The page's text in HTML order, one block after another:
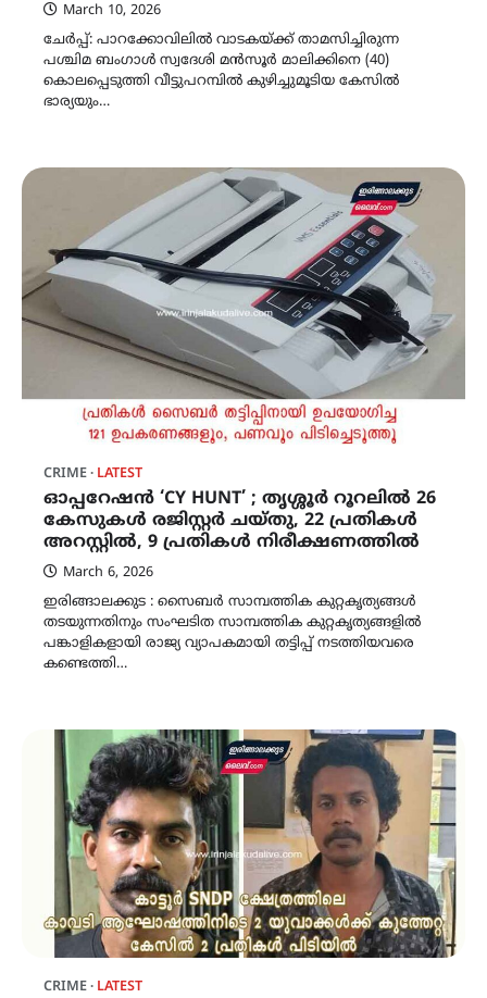
March 10, 2026
ചേർപ്പ്: പാറക്കോവിലിൽ വാടകയ്ക്ക് താമസിച്ചിരുന്ന
പശ്ചിമ ബംഗാൾ സ്വദേശി മൻസൂർ മാലിക്കിനെ (40)
കൊലപ്പെടുത്തി വീട്ടുപറമ്പിൽ കുഴിച്ചുമൂടിയ കേസിൽ
ഭാര്യയും…
CRIME LATEST
ഓപ്പറേഷൻ ‘CY HUNT’ ; തൃശ്ശൂർ റൂറലിൽ 26
കേസുകൾ രജിസ്റ്റർ ചയ്തു, 22 പ്രതികൾ
അറസ്റ്റിൽ, 9 പ്രതികൾ നിരീക്ഷണത്തിൽ
March 6, 2026
ഇരിങ്ങാലക്കുട : സൈബർ സാമ്പത്തിക കുറ്റകൃത്യങ്ങൾ
തടയുന്നതിനും സംഘടിത സാമ്പത്തിക കുറ്റകൃത്യങ്ങളിൽ
പങ്കാളികളായി രാജ്യ വ്യാപകമായി തട്ടിപ്പ് നടത്തിയവരെ
കണ്ടെത്തി…
CRIME LATEST